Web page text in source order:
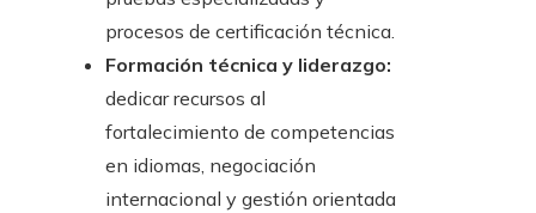
procesos de certificación técnica.
Formación técnica y liderazgo:
dedicar recursos al
fortalecimiento de competencias
en idiomas, negociación
internacional y gestión orientada